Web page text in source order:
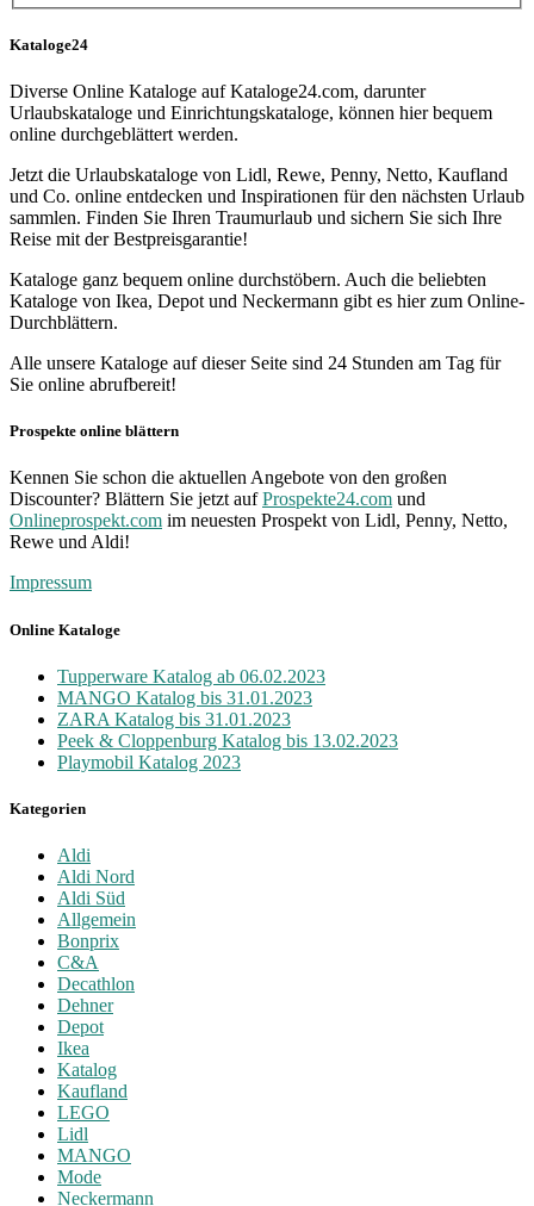
Kataloge24
Diverse Online Kataloge auf Kataloge24.com, darunter
Urlaubskataloge und Einrichtungskataloge, können hier bequem
online durchgeblättert werden.
Jetzt die Urlaubskataloge von Lidl, Rewe, Penny, Netto, Kaufland
und Co. online entdecken und Inspirationen für den nächsten Urlaub
sammlen. Finden Sie Ihren Traumurlaub und sichern Sie sich Ihre
Reise mit der Bestpreisgarantie!
Kataloge ganz bequem online durchstöbern. Auch die beliebten
Kataloge von Ikea, Depot und Neckermann gibt es hier zum Online-
Durchblättern.
Alle unsere Kataloge auf dieser Seite sind 24 Stunden am Tag für
Sie online abrufbereit!
Prospekte online blättern
Kennen Sie schon die aktuellen Angebote von den großen
Discounter? Blättern Sie jetzt aufProspekte24.com und
Onlineprospekt.com im neuesten Prospekt von Lidl, Penny, Netto,
Rewe und Aldi!
Impressum
Online Kataloge
Tupperware Katalog ab 06.02.2023
MANGO Katalog bis 31.01.2023
ZARA Katalog bis 31.01.2023
Peek & Cloppenburg Katalog bis 13.02.2023
Playmobil Katalog 2023
Kategorien
Aldi
Aldi Nord
Aldi Süd
Allgemein
Bonprix
C&A
Decathlon
Dehner
Depot
Ikea
Katalog
Kaufland
LEGO
Lidl
MANGO
Mode
Neckermann